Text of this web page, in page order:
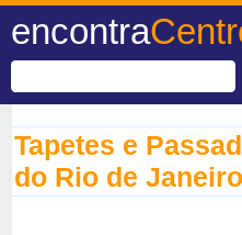
encontra
Tapetes e
do Rio de